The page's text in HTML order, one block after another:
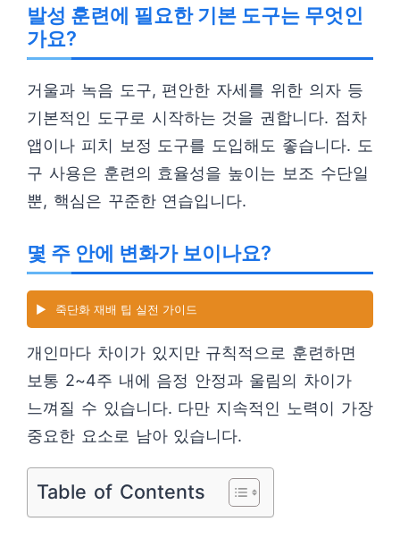
발성 훈련에 필요한 기본 도구는 무엇인
가요?
거울과 녹음 도구, 편안한 자세를 위한 의자 등
기본적인 도구로 시작하는 것을 권합니다. 점차
앱이나 피치 보정 도구를 도입해도 좋습니다. 도
구 사용은 훈련의 효율성을 높이는 보조 수단일
뿐, 핵심은 꾸준한 연습입니다.
몇 주 안에 변화가 보이나요?
▶️ 죽단화 재배 팁 실전 가이드
개인마다 차이가 있지만 규칙적으로 훈련하면
보통 2~4주 내에 음정 안정과 울림의 차이가
느껴질 수 있습니다. 다만 지속적인 노력이 가장
중요한 요소로 남아 있습니다.
Table of Contents